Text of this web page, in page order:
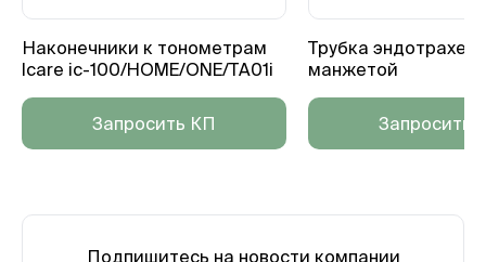
Наконечники к тонометрам
Icare ic-100/HOME/ONE/TA01i
Запросить КП
Трубка
манжетой
Запросить
Подпишитесь на новости компании